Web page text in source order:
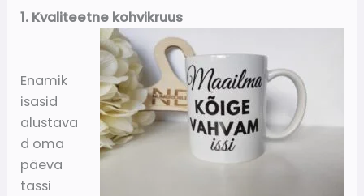
1. Kvaliteetne kohvikruus
Enamik
isasid
alustava
d oma
päeva
tassi